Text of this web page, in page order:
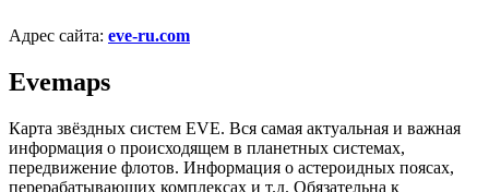
Адрес сайта: eve-ru.com
Evemaps
Карта звёздных систем EVE. Вся самая актуальная и важная
информация о происходящем в планетных системах,
передвижение флотов. Информация о астероидных поясах,
перерабатывающих комплексах и т.д. Обязательна к